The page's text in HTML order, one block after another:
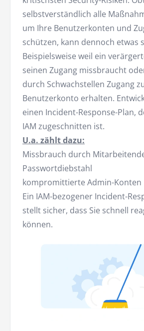
selbstverständlich alle
um Ihre Benutzerkonten und
schützen, kann dennoch etwas
Beispielsweise weil ein
seinen Zugang missbraucht
durch Schwachstellen Zugang
Benutzerkonto erhalten.
einen Incident-Response-Plan,
IAM zugeschnitten ist.
U.a. zählt dazu:
Missbrauch durch
Passwortdiebstahl
kompromittierte Admin-Konten
Ein IAM-bezogener Incident-
stellt sicher, dass Sie schnell
können.